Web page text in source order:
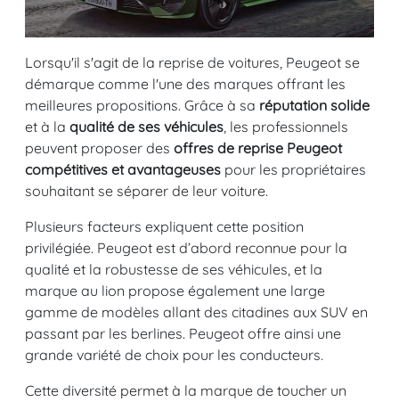
Lorsqu'il s'agit de la reprise de voitures, Peugeot se
démarque comme l'une des marques offrant les
meilleures propositions. Grâce à sa réputation solide
et à la qualité de ses véhicules, les professionnels
peuvent proposer des offres de reprise Peugeot
compétitives et avantageuses pour les propriétaires
souhaitant se séparer de leur voiture.
Plusieurs facteurs expliquent cette position
privilégiée. Peugeot est d’abord reconnue pour la
qualité et la robustesse de ses véhicules, et la
marque au lion propose également une large
gamme de modèles allant des citadines aux SUV en
passant par les berlines. Peugeot offre ainsi une
grande variété de choix pour les conducteurs.
Cette diversité permet à la marque de toucher un